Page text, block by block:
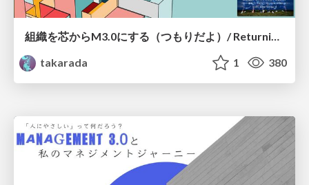
組織を芯からM3.0にする（つもりだよ）/ Returning the organization to the natural state as a complex adaptive system
takarada
1 380